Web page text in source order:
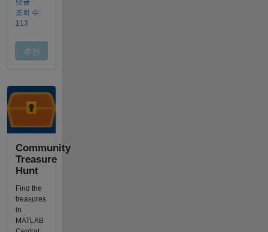
Community
Treasure
Hunt
Find the
treasures
in
MATLAB